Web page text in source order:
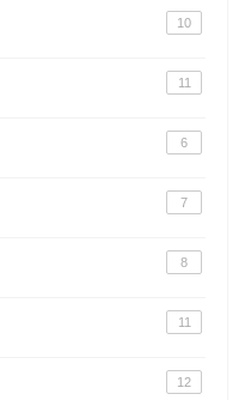
10
11
6
7
8
11
12